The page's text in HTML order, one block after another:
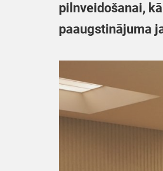
pilnveidošanai,
paaugstinājuma